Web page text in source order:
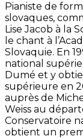
Pianiste de
slovaques,
Lise Jacob à la
le chant à
Slovaquie. En
national
Dumé et y
supérieure en
auprès de
Weiss au
Conservatoire
obtient un